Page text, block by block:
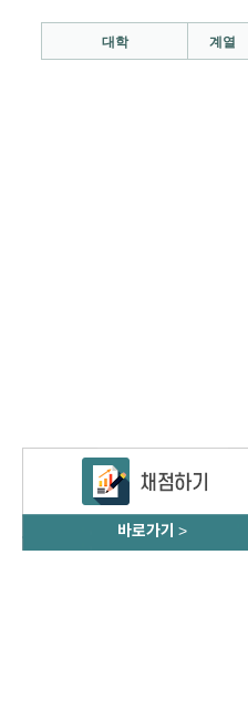
바로가기 >